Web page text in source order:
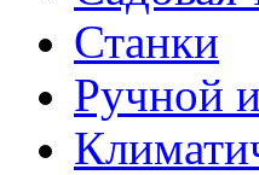
Станки
Ручной